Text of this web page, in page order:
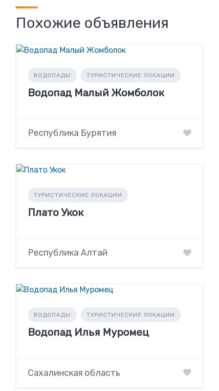
Похожие объявления
ВОДОПАДЫ ТУРИСТИЧЕСКИЕ ЛОКАЦИИ
Водопад Малый Жомболок
Республика Бурятия
ТУРИСТИЧЕСКИЕ ЛОКАЦИИ
Плато Укок
Республика Алтай
ВОДОПАДЫ ТУРИСТИЧЕСКИЕ ЛОКАЦИИ
Водопад Илья Муромец
Сахалинская область